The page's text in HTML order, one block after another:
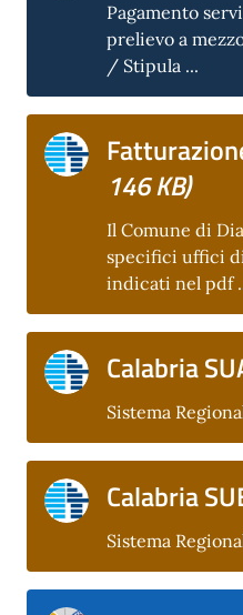
Pagamento
prelievo a
/ Stipula ...
146 KB)
Il Comune di
specifici uffici
indicati nel pdf
Calabria
Sistema
Calabria
Sistema